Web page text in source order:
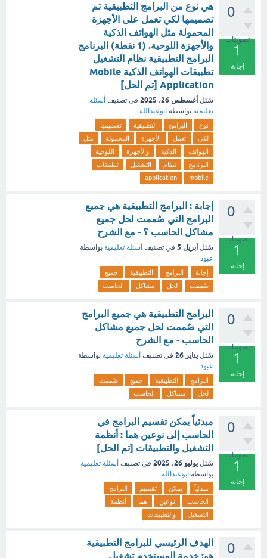
0
تصويتات
1
إجابة
هي نوع من البرامج التطبيقية تم
تصميمها لكي تعمل على الأجهزة
المحمولة مثل الهواتف الذكية
والأجهزة اللوحية. (1 نقطة) البرنامج
البرامج التطبيقية نظام التشغيل
تطبيقات الهواتف الذكية Mobile
Application [تم الحل]
سُئل أغسطس 26، 2025 في تصنيف أسئلة
تعليمية بواسطة ابوعبدالله
نوع البرامج التطبيقية
تصميمها
لكي
تعمل الأجهزة المحمولة
مثل
الهواتف
الذكية والأجهزة
اللوحية
البرنامج
نظام التشغيل
تطبيقات
mobile
application
0
تصويتات
1
إجابة
إجابة : البرامج التطبيقية هي جميع
البرامج التي صُممت لحل جميع
مشاكل الحاسب ؟ - مع الشرح
سُئل أبريل 5 في تصنيف أسئلة تعليمية بواسطة
عبود
إجابة البرامج التطبيقية
جميع
صُممت
لحل مشاكل الحاسب
0
تصويتات
1
إجابة
البرامج التطبيقية هي جميع البرامج
التي صُممت لحل جميع مشاكل
الحاسب - مع الشرح
سُئل يناير 26 في تصنيف أسئلة تعليمية بواسطة
عبود
البرامج التطبيقية جميع
صُممت
لحل
مشاكل الحاسب
0
تصويتات
1
إجابة
مبدئياً يمكن تقسيم البرامج في
الحاسب إلى نوعين هما : أنظمة
التشغيل والتطبيقات [تم الحل]
سُئل يوليو 26، 2025 في تصنيف أسئلة تعليمية
بواسطة ابوعبدالله
مبدئياً يمكن تقسيم
البرامج
الحاسب
نوعين هما
أنظمة
التشغيل
والتطبيقات
0
الهدف الرئيسي للبرامج التطبيقية